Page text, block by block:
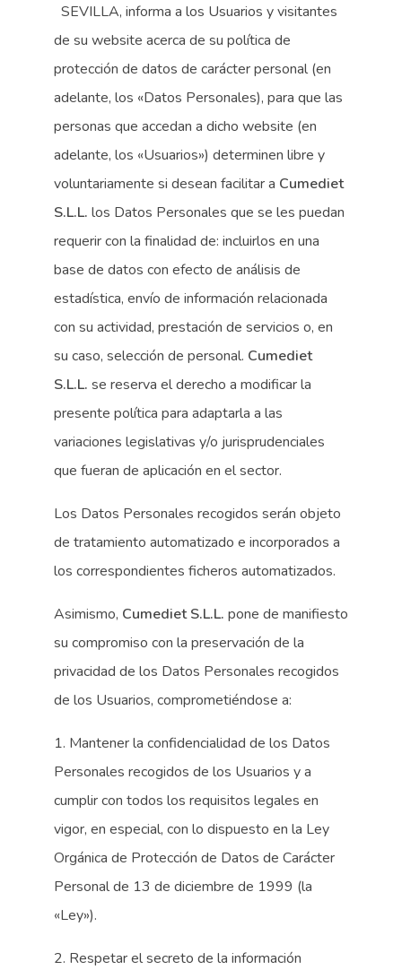
SEVILLA, informa a los Usuarios y visitantes
de su website acerca de su política de
protección de datos de carácter personal (en
adelante, los «Datos Personales), para que las
personas que accedan a dicho website (en
adelante, los «Usuarios») determinen libre y
voluntariamente si desean facilitar a Cumediet
S.L.L. los Datos Personales que se les puedan
requerir con la finalidad de: incluirlos en una
base de datos con efecto de análisis de
estadística, envío de información relacionada
con su actividad, prestación de servicios o, en
su caso, selección de personal. Cumediet
S.L.L. se reserva el derecho a modificar la
presente política para adaptarla a las
variaciones legislativas y/o jurisprudenciales
que fueran de aplicación en el sector.
Los Datos Personales recogidos serán objeto
de tratamiento automatizado e incorporados a
los correspondientes ficheros automatizados.
Asimismo, Cumediet S.L.L. pone de manifiesto
su compromiso con la preservación de la
privacidad de los Datos Personales recogidos
de los Usuarios, comprometiéndose a:
1. Mantener la confidencialidad de los Datos
Personales recogidos de los Usuarios y a
cumplir con todos los requisitos legales en
vigor, en especial, con lo dispuesto en la Ley
Orgánica de Protección de Datos de Carácter
Personal de 13 de diciembre de 1999 (la
«Ley»).
2. Respetar el secreto de la información